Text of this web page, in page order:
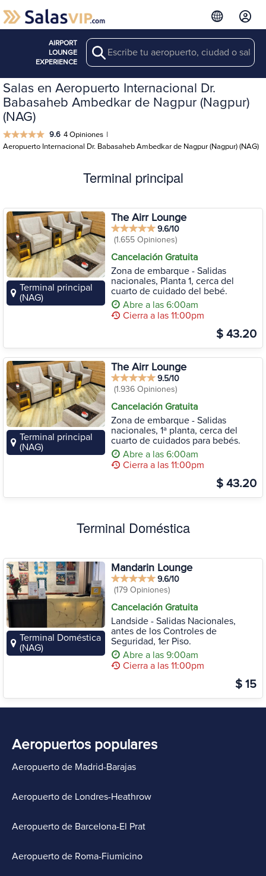
AIRPORT
LOUNGE
EXPERIENCE
Search
Salas en Aeropuerto Internacional Dr.
Babasaheb Ambedkar de Nagpur (Nagpur)
(NAG)
9.6 4 Opiniones |
Aeropuerto Internacional Dr. Babasaheb Ambedkar de Nagpur (Nagpur) (NAG)
Terminal principal
Terminal principal
(NAG)
The Airr Lounge
9.6/10
(1.655 Opiniones)
Cancelación Gratuita
Zona de embarque - Salidas
nacionales, Planta 1, cerca del
cuarto de cuidado del bebé.
Abre a las 6:00am
Cierra a las 11:00pm
$ 43.20
Terminal principal
(NAG)
The Airr Lounge
9.5/10
(1.936 Opiniones)
Cancelación Gratuita
Zona de embarque - Salidas
nacionales, 1ª planta, cerca del
cuarto de cuidados para bebés.
Abre a las 6:00am
Cierra a las 11:00pm
$ 43.20
Terminal Doméstica
Terminal Doméstica
(NAG)
Mandarin Lounge
9.6/10
(179 Opiniones)
Cancelación Gratuita
Landside - Salidas Nacionales,
antes de los Controles de
Seguridad, 1er Piso.
Abre a las 9:00am
Cierra a las 11:00pm
$ 15
Aeropuertos populares
Aeropuerto de Madrid-Barajas
Aeropuerto de Londres-Heathrow
Aeropuerto de Barcelona-El Prat
Aeropuerto de Roma-Fiumicino